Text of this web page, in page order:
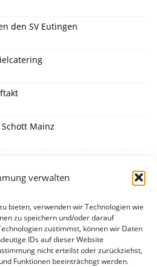
verwalten
bieten, verwenden wir Technologien wie
zu speichern und/oder darauf
zustimmst, können wir Daten
IDs auf dieser Website
nicht erteilst oder zurückziehst,
Funktionen beeinträchtigt werden.
den SV Eutingen
Mainz
Björn!